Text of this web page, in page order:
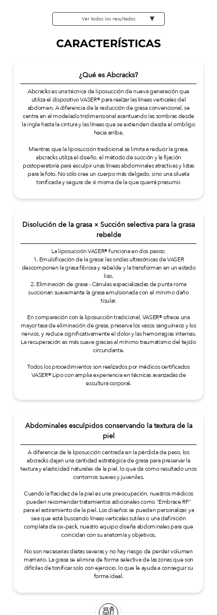
discomfort, asymmetry, capsular
contracture, infection, etc.
Ver todos los resultados
CARACTERÍSTICAS
¿Qué es Abcracks?
Abcracks es una técnica de liposucción de nueva generación que
utiliza el dispositivo VASER® para realzar las líneas verticales del
abdomen. A diferencia de la reducción de grasa convencional, se
centra en el modelado tridimensional acentuando las sombras desde
la ingle hasta la cintura y las líneas que se extienden desde el ombligo
hacia arriba.
Mientras que la liposucción tradicional se limita a reducir la grasa,
abcracks utiliza el diseño, el método de succión y la fijación
postoperatoria para esculpir unas líneas abdominales atractivas y listas
para la foto. No sólo crea un cuerpo más delgado, sino una silueta
tonificada y segura de sí misma de la que querrá presumir.
Disolución de la grasa × Succión selectiva para la grasa
rebelde
La liposucción VASER® funciona en dos pasos:
1. Emulsificación de la grasa: las ondas ultrasónicas de VASER
descomponen la grasa fibrosa y rebelde y la transforman en un estado
liso.
2. Eliminación de grasa - Cánulas especializadas de punta roma
succionan suavemente la grasa emulsionada con el mínimo daño
tisular.
En comparación con la liposucción tradicional, VASER® ofrece una
mayor tasa de eliminación de grasa, preserva los vasos sanguíneos y los
nervios, y reduce significativamente el dolor y las hemorragias internas.
La recuperación es más suave gracias al mínimo traumatismo del tejido
circundante.
Todos los procedimientos son realizados por médicos certificados
VASER® Lipo con amplia experiencia en técnicas avanzadas de
escultura corporal.
Abdominales esculpidos conservando la textura de la
piel
A diferencia de la liposucción centrada en la pérdida de peso, los
abcracks dejan una cantidad estratégica de grasa para preservar la
textura y elasticidad naturales de la piel, lo que da como resultado unos
contornos suaves y juveniles.
Cuando la flacidez de la piel es una preocupación, nuestros médicos
pueden recomendar tratamientos adicionales como “Embrace RF”
para el estiramiento de la piel. Los diseños se pueden personalizar, ya
sea que esté buscando líneas verticales sutiles o una definición
completa de six-pack, nuestro equipo diseña abdominales para que
coincidan con su anatomía y objetivos.
No son necesarias dietas severas y no hay riesgo de perder volumen
mamario. La grasa se elimina de forma selectiva de las zonas que son
difíciles de tonificar solo con ejercicio, lo que le ayuda a conseguir su
forma ideal.